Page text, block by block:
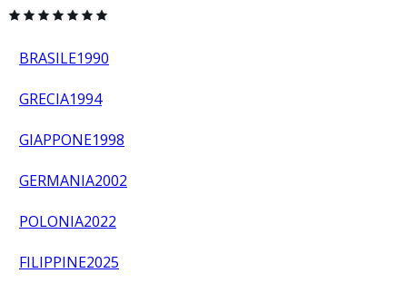
BRASILE1990
GRECIA1994
GIAPPONE1998
GERMANIA2002
POLONIA2022
FILIPPINE2025